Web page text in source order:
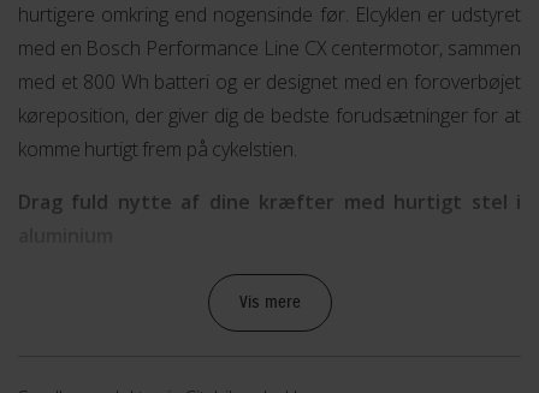
hurtigere omkring end nogensinde før. Elcyklen er udstyret
med en Bosch Performance Line CX centermotor, sammen
med et 800 Wh batteri og er designet med en foroverbøjet
køreposition, der giver dig de bedste forudsætninger for at
komme hurtigt frem på cykelstien.
Drag fuld nytte af dine kræfter med hurtigt stel i
Elcyklens stel er fremstillet i aluminium og har en geometri,
der er mere aggressiv end f.eks. en klassisk elcykel. Det
Vis mere